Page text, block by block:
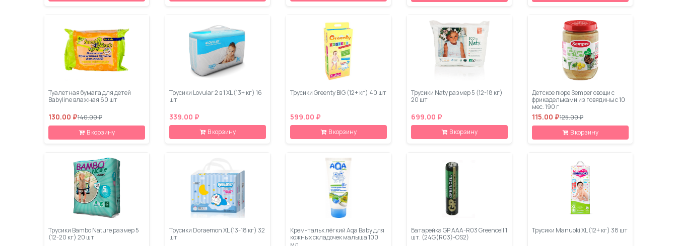
Туалетная бумага для детей
Babyline влажная 60 шт
130.00 ₽140.00 ₽
В корзину
Трусики Lovular 2 в 1 XL (13+ кг) 16
шт
339.00 ₽
В корзину
Трусики Greenty BIG (12+ кг) 40 шт
599.00 ₽
В корзину
Трусики Naty размер 5 (12-18 кг)
20 шт
699.00 ₽
В корзину
Детское пюре Semper овощи с
фрикадельками из говядины с 10
мес. 190 г
115.00 ₽125.00 ₽
В корзину
Трусики Bambo Nature размер 5
(12-20 кг) 20 шт
Трусики Doraemon XL (13-18 кг) 32
шт
Крем-тальк лёгкий Aqa Baby для
кожных складочек малыша 100
мл
Батарейка GP AAA-R03 Greencell 1
шт. (24G(R03)-OS2)
Трусики Manuoki XL (12+ кг) 38 шт